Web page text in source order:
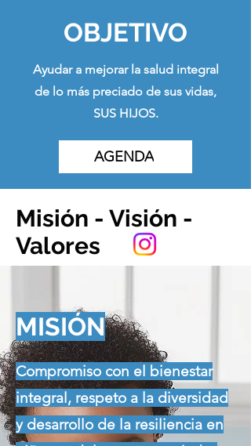
OBJETIVO
Ayudar a mejorar la salud integral
de lo más preciado de sus vidas,
SUS HIJOS.
AGENDA
Misión - Visión -
Valores
MISIÓN
Compromiso con el bienestar
integral, respeto a la diversidad
y desarrollo de la resiliencia en